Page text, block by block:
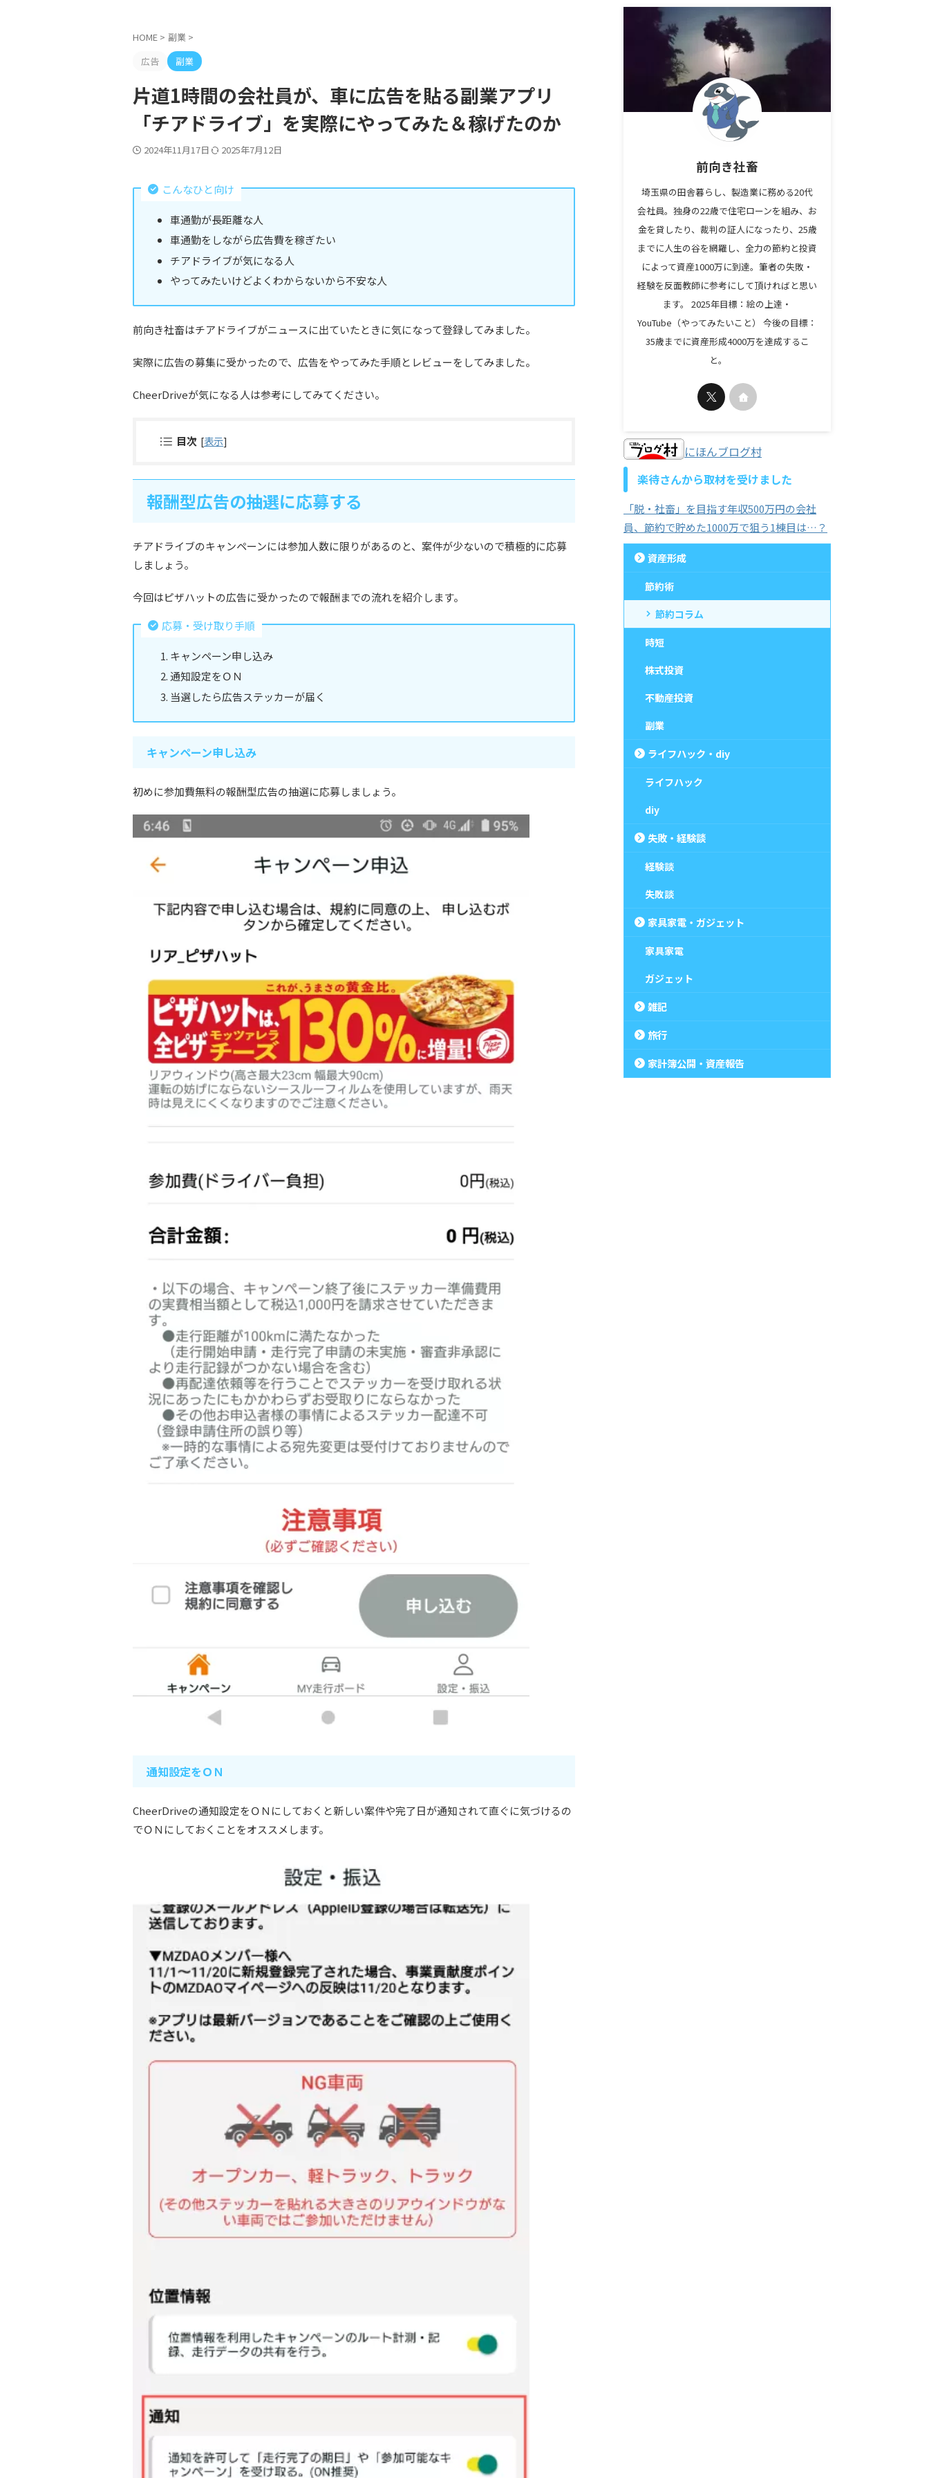
HOME > 副業 >
広告
副業
片道1時間の会社員が、車に広告を貼る副業アプリ
「チアドライブ」を実際にやってみた＆稼げたのか
2024年11月17日 2025年7月12日
こんなひと向け
車通勤が長距離な人
車通勤をしながら広告費を稼ぎたい
チアドライブが気になる人
やってみたいけどよくわからないから不安な人
前向き社畜はチアドライブがニュースに出ていたときに気になって登録してみました。
実際に広告の募集に受かったので、広告をやってみた手順とレビューをしてみました。
CheerDriveが気になる人は参考にしてみてください。
目次 [表示]
報酬型広告の抽選に応募する
チアドライブのキャンペーンには参加人数に限りがあるのと、案件が少ないので積極的に応募
しましょう。
今回はピザハットの広告に受かったので報酬までの流れを紹介します。
応募・受け取り手順
キャンペーン申し込み
通知設定をＯＮ
当選したら広告ステッカーが届く
キャンペーン申し込み
初めに参加費無料の報酬型広告の抽選に応募しましょう。
通知設定をＯＮ
CheerDriveの通知設定をＯＮにしておくと新しい案件や完了日が通知されて直ぐに気づけるの
でＯＮにしておくことをオススメします。
前向き社畜
埼玉県の田舎暮らし、製造業に務める20代
会社員。独身の22歳で住宅ローンを組み、お
金を貸したり、裁判の証人になったり、25歳
までに人生の谷を網羅し、全力の節約と投資
によって資産1000万に到達。筆者の失敗・
経験を反面教師に参考にして頂ければと思い
ます。 2025年目標：絵の上達・
YouTube（やってみたいこと） 今後の目標：
35歳までに資産形成4000万を達成するこ
と。
にほんブログ村
楽待さんから取材を受けました
「脱・社畜」を目指す年収500万円の会社
員、節約で貯めた1000万で狙う1棟目は…？
資産形成
節約術
節約コラム
時短
株式投資
不動産投資
副業
ライフハック・diy
ライフハック
diy
失敗・経験談
経験談
失敗談
家具家電・ガジェット
家具家電
ガジェット
雑記
旅行
家計簿公開・資産報告